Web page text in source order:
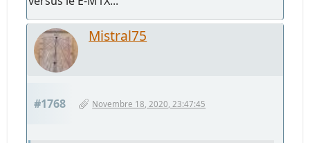
Mistral75
#1768 Novembre 18, 2020, 23:47:45